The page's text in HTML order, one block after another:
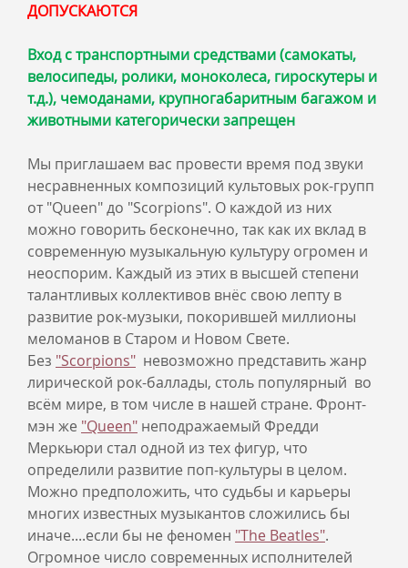
ДОПУСКАЮТСЯ
Вход с транспортными средствами (самокаты,
велосипеды, ролики, моноколеса, гироскутеры и
т.д.), чемоданами, крупногабаритным багажом и
животными категорически запрещен
Мы приглашаем вас провести время под звуки
несравненных композиций культовых рок-групп
от "Queen" до "Scorpions". О каждой из них
можно говорить бесконечно, так как их вклад в
современную музыкальную культуру огромен и
неоспорим. Каждый из этих в высшей степени
талантливых коллективов внёс свою лепту в
развитие рок-музыки, покорившей миллионы
меломанов в Старом и Новом Свете.
Без "Scorpions" невозможно представить жанр
лирической рок-баллады, столь популярный во
всём мире, в том числе в нашей стране. Фронт-
мэн же "Queen" неподражаемый Фредди
Меркьюри стал одной из тех фигур, что
определили развитие поп-культуры в целом.
Можно предположить, что судьбы и карьеры
многих известных музыкантов сложились бы
иначе....если бы не феномен "The Beatles".
Огромное число современных исполнителей